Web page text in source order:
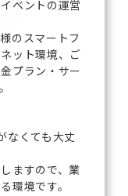
ベントの運営
のスマートフ
ット環境、ご
プラン・サー
なくても大丈
ますので、業
環境です。